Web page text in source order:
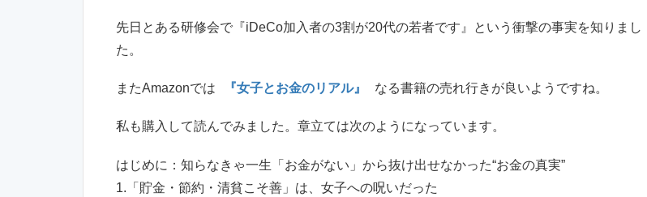
先日とある研修会で『iDeCo加入者の3割が20代の若者です』という衝撃の事実を知りまし
た。
またAmazonでは 『女子とお金のリアル』 なる書籍の売れ行きが良いようですね。
私も購入して読んでみました。章立ては次のようになっています。
はじめに：知らなきゃ一生「お金がない」から抜け出せなかった“お金の真実”
1.「貯金・節約・清貧こそ善」は、女子への呪いだった